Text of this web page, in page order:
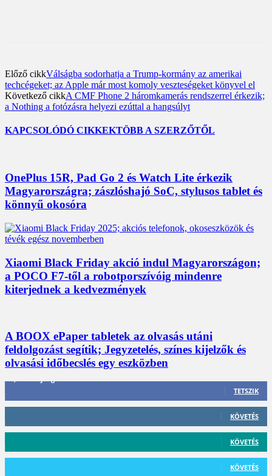
Előző cikkVálságba sodorhatja a Trump-kormány az amerikai
techcégeket; az Apple már most komoly veszteségeket könyvel el
Következő cikkA CMF Phone 2 háromkamerás rendszerrel érkezik;
a Nothing a fotózásra helyezi ezúttal a hangsúlyt
KAPCSOLÓDÓ CIKKEKTÖBB A SZERZŐTŐL
OnePlus 15R, Pad Go 2 és Watch Lite érkezik
Magyarországra; zászlóshajó SoC, stylusos tablet és
könnyű okosóra
Xiaomi Black Friday akció indul Magyarországon;
a POCO F7-től a robotporszívóig mindenre
kiterjednek a kedvezmények
A BOOX ePaper tabletek az olvasás utáni
feldolgozást segítik; Jegyzetelés, színes kijelzők és
olvasási időbecslés egy eszközben
TETSZIK
412 Követő
KÖVETÉS
59 Követő
KÖVETÉS
101 Követő
KÖVETÉS